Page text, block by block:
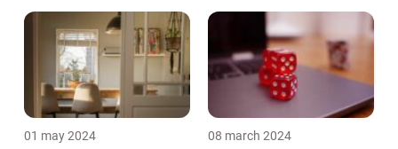
01 may 2024 08 march 2024